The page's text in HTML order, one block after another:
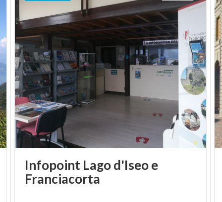
Infopoint Lago d'Iseo e
Franciacorta